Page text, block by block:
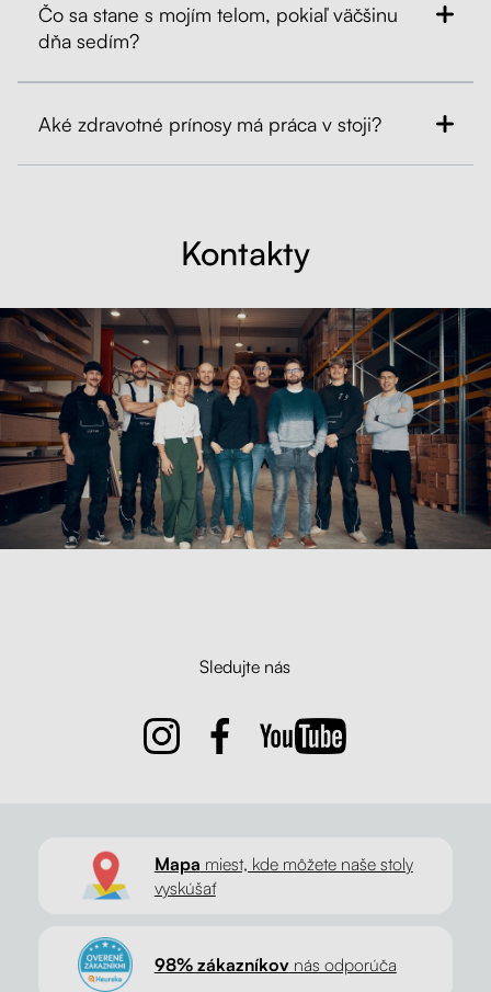
Čo sa stane s mojím telom, pokiaľ väčšinu
dňa sedím?
Aké zdravotné prínosy má práca v stoji?
Kontakty
Sledujte nás
Mapa miest, kde môžete naše stoly
vyskúšať
98% zákazníkovnás odporúča